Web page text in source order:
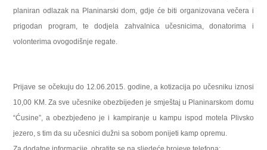
planiran odlazak na Planinarski dom, gdje će biti organizovana večera i
prigodan program, te dodjela zahvalnica učesnicima, donatorima i
volonterima ovogodišnje regate.
Prijave se očekuju do 12.06.2015. godine, a kotizacija po učesniku iznosi
10,00 KM. Za sve učesnike obezbijeđen je smještaj u Planinarskom domu
“Ćusine”, a obezbjeđeno je i kampiranje u kampu ispod motela Plivsko
jezero, s tim da su učesnici dužni sa sobom ponijeti kamp opremu.